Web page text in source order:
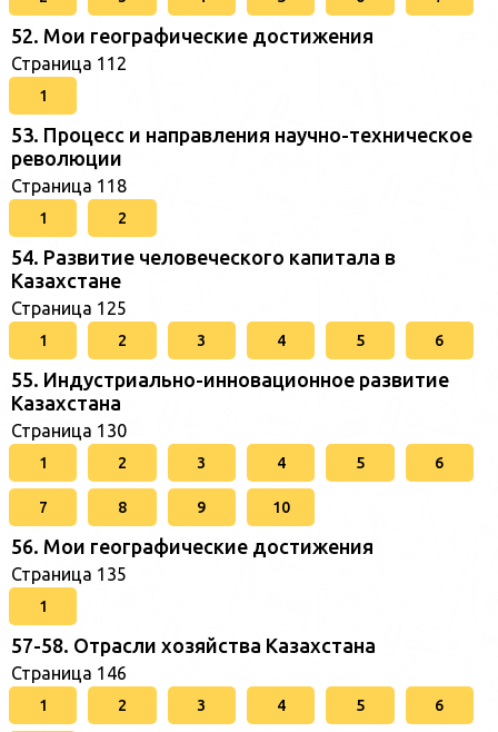
52. Мои географические достижения
Страница 112
1
53. Процесс и направления научно-техническое
революции
Страница 118
1 2
54. Развитие человеческого капитала в
Казахстане
Страница 125
1 2 3 4 5 6
55. Индустриально-инновационное развитие
Казахстана
Страница 130
1 2 3 4 5 6
7 8 9 10
56. Мои географические достижения
Страница 135
1
57-58. Отрасли хозяйства Казахстана
Страница 146
1 2 3 4 5 6